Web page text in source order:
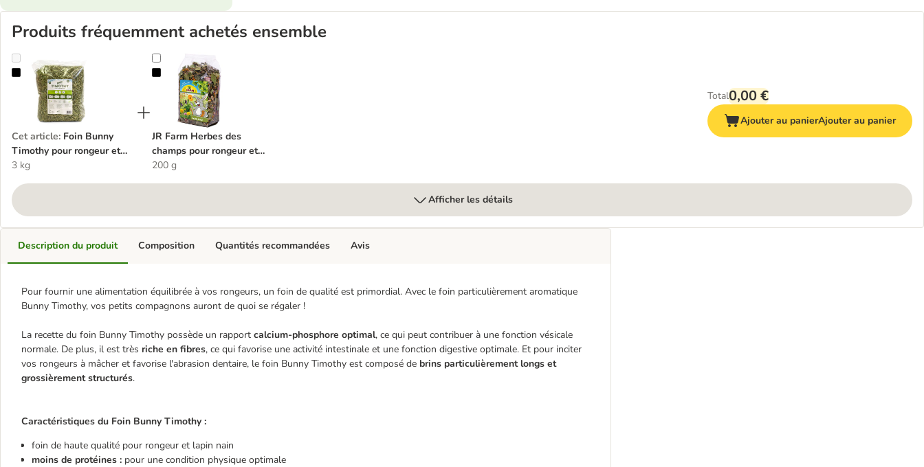
Produits fréquemment achetés ensemble
Foin Bunny Timothy pour rongeur et lapin nain
Cet article: Foin Bunny
Timothy pour rongeur et
lapin nain
3 kg
JR Farm Herbes des champs pour rongeur et lapin nain
JR Farm Herbes des
champs pour rongeur et
lapin nain
200 g
Total0,00 €
Ajouter au panierAjouter au panier
Afficher les détails
Description du produit
Pour fournir une alimentation équilibrée à vos rongeurs, un foin de qualité est primordial. Avec le foin particulièrement aromatique
Bunny Timothy, vos petits compagnons auront de quoi se régaler !
La recette du foin Bunny Timothy possède un rapport calcium-phosphore optimal, ce qui peut contribuer à une fonction vésicale
normale. De plus, il est très riche en fibres, ce qui favorise une activité intestinale et une fonction digestive optimale. Et pour inciter
vos rongeurs à mâcher et favorise l'abrasion dentaire, le foin Bunny Timothy est composé de brins particulièrement longs et
grossièrement structurés.
Caractéristiques du Foin Bunny Timothy :
foin de haute qualité pour rongeur et lapin nain
moins de protéines : pour une condition physique optimale
Composition Quantités recommandées Avis